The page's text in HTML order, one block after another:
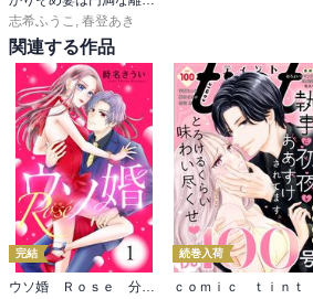
志希ふうこ
春登あき
関連する作品
完結
ウソ婚 Ｒｏｓｅ 分冊版
続巻入荷
ｃｏｍｉｃ ｔｉｎｔ